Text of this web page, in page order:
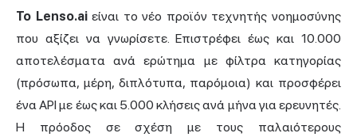
Το Lenso.aiείναι το νέο προϊόν τεχνητής νοημοσύνης
που αξίζει να γνωρίσετε. Επιστρέφει έως και 10.000
αποτελέσματα ανά ερώτημα με φίλτρα κατηγορίας
(πρόσωπα, μέρη, διπλότυπα, παρόμοια) και προσφέρει
ένα API με έως και 5.000 κλήσεις ανά μήνα για ερευνητές.
Η πρόοδος σε σχέση με τους παλαιότερους